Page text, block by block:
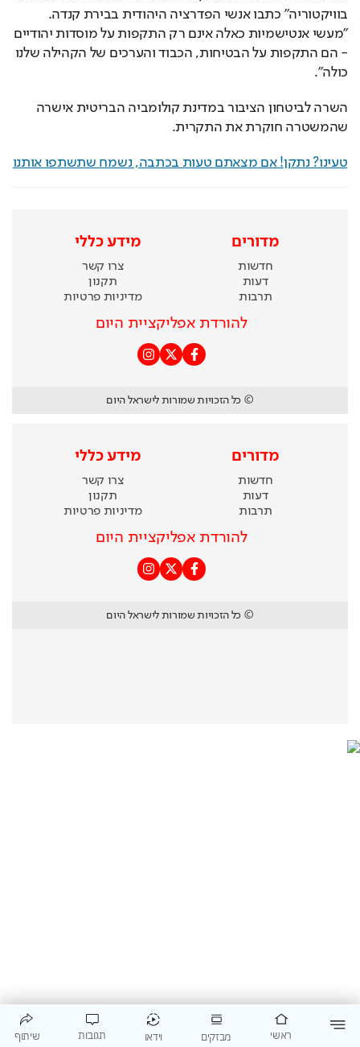
ראשי מבזקים וידאו תגובות שיתוף
כולה".
שהמשטרה חוקרת את התקרית.
טעינו? נתקן! אם מצאתם טעות בכתבה, נשמח שתשתפו אותנו
מדורים
חדשות
דעות
תרבות
מידע כללי
צרו קשר
תקנון
מדיניות פרטיות
להורדת אפליקציית היום
© כל הזכויות שמורות לישראל היום
מדורים
חדשות
דעות
תרבות
מידע כללי
צרו קשר
תקנון
מדיניות פרטיות
להורדת אפליקציית היום
© כל הזכויות שמורות לישראל היום